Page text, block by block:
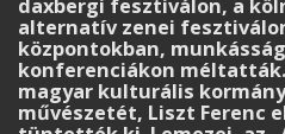
daxbergi fesztiválon, a
alternatív zenei
központokban,
konferenciákon méltatták.
magyar kulturális
művészetét, Liszt Ferenc